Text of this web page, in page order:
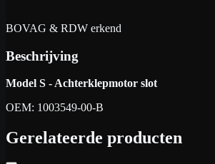
BOVAG & RDW erkend
Beschrijving
Model S - Achterklepmotor slot
OEM: 1003549-00-B
Gerelateerde producten